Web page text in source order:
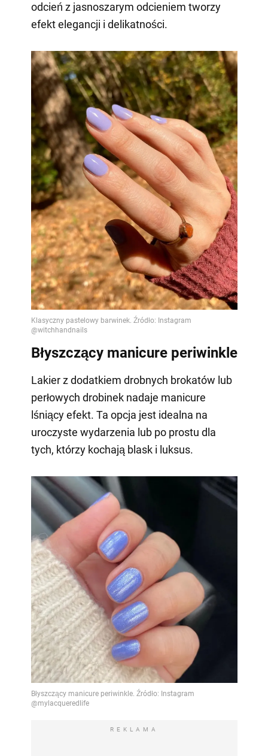
odcień z jasnoszarym odcieniem tworzy
efekt elegancji i delikatności.
Błyszczący manicure periwinkle
Lakier z dodatkiem drobnych brokatów lub
perłowych drobinek nadaje manicure
lśniący efekt. Ta opcja jest idealna na
uroczyste wydarzenia lub po prostu dla
tych, którzy kochają blask i luksus.
REKLAMA